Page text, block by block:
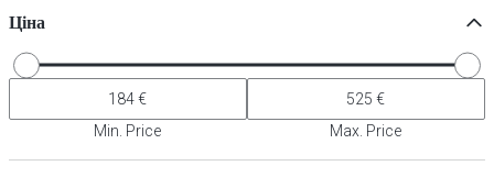
Ціна
Min. Price Max. Price